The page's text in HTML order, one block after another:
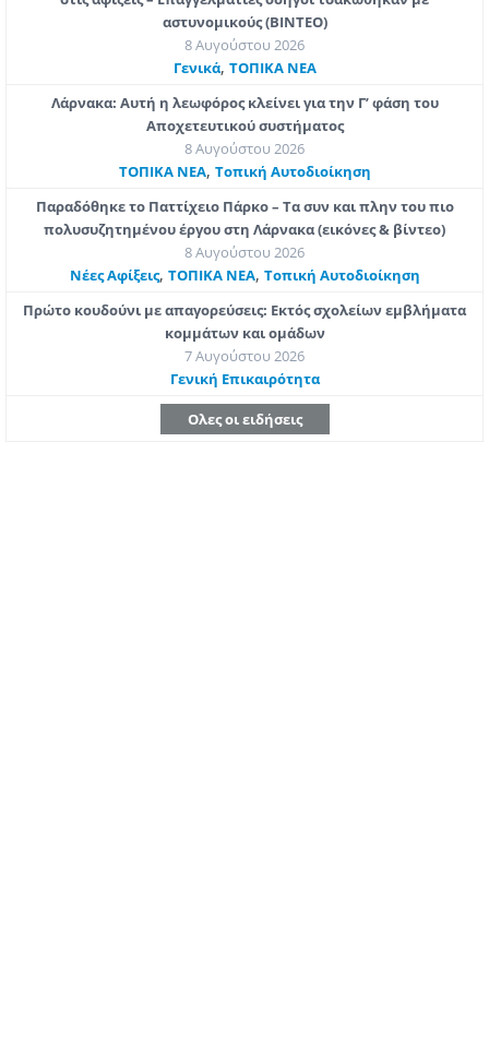
αστυνομικούς (ΒΙΝΤΕΟ)
8 Αυγούστου 2026
Γενικά, ΤΟΠΙΚΑ ΝΕΑ
Λάρνακα: Αυτή η λεωφόρος κλείνει για την Γ’ φάση του
Αποχετευτικού συστήματος
8 Αυγούστου 2026
ΤΟΠΙΚΑ ΝΕΑ, Τοπική Αυτοδιοίκηση
Παραδόθηκε το Παττίχειο Πάρκο – Τα συν και πλην του πιο
πολυσυζητημένου έργου στη Λάρνακα (εικόνες & βίντεο)
8 Αυγούστου 2026
Νέες Αφίξεις, ΤΟΠΙΚΑ ΝΕΑ, Τοπική Αυτοδιοίκηση
Πρώτο κουδούνι με απαγορεύσεις: Εκτός σχολείων εμβλήματα
κομμάτων και ομάδων
7 Αυγούστου 2026
Γενική Επικαιρότητα
Ολες οι ειδήσεις